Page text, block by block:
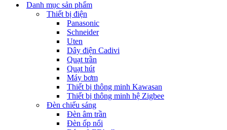
Danh mục sản phẩm
Thiết bị điện
Panasonic
Schneider
Uten
Dây điện Cadivi
Quạt trần
Quạt hút
Máy bơm
Thiết bị thông minh Kawasan
Thiết bị thông minh hệ Zigbee
Đèn chiếu sáng
Đèn âm trần
Đèn ốp nổi